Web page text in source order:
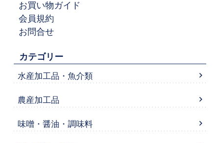
お買い物ガイド
会員規約
お問合せ
カテゴリー
水産加工品・魚介類
農産加工品
味噌・醤油・調味料